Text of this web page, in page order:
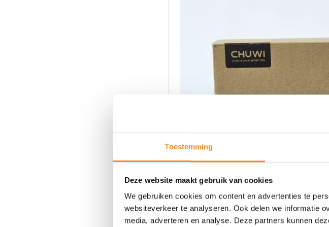
Toestemming
Deze website maakt gebruik van cookies
We gebruiken cookies om content en advertenties te
websiteverkeer te analyseren. Ook delen we informatie
media, adverteren en analyse. Deze partners kunnen